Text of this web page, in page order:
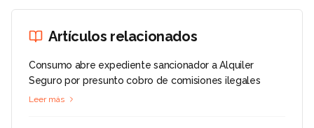
Artículos relacionados
Consumo abre expediente sancionador a Alquiler
Seguro por presunto cobro de comisiones ilegales
Leer más